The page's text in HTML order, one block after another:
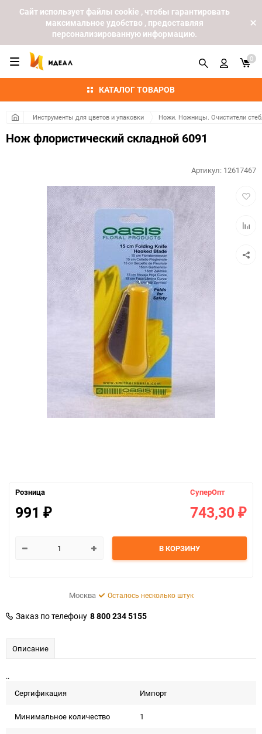
Cайт использует файлы cookie , чтобы гарантировать
максимальное удобство , предоставляя
персонализированную информацию.
КАТАЛОГ ТОВАРОВ
0
Инструменты для цветов и упаковки Ножи. Ножницы. Очистители
Нож флористический складной 6091
Артикул: 12617467
Розница
991 ₽
СуперОпт
743,30 ₽
В КОРЗИНУ
Москва Осталось несколько штук
Заказ по телефону 8 800 234 5155
Описание
..
Сертификация
Импорт
Минимальное количество 1